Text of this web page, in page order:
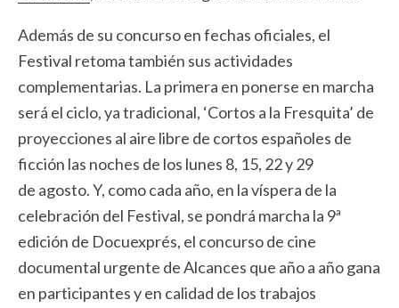
Además de su concurso en fechas oficiales, el
Festival retoma también sus actividades
complementarias. La primera en ponerse en marcha
será el ciclo, ya tradicional, ‘Cortos a la Fresquita’ de
proyecciones al aire libre de cortos españoles de
ficción las noches de los lunes 8, 15, 22 y 29
de agosto. Y, como cada año, en la víspera de la
celebración del Festival, se pondrá marcha la 9ª
edición de Docuexprés, el concurso de cine
documental urgente de Alcances que año a año gana
en participantes y en calidad de los trabajos